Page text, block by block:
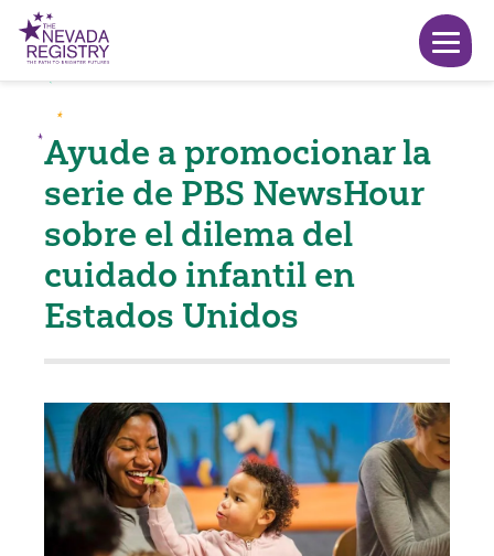
Ayude a promocionar la
serie de PBS NewsHour
sobre el dilema del
cuidado infantil en
Estados Unidos